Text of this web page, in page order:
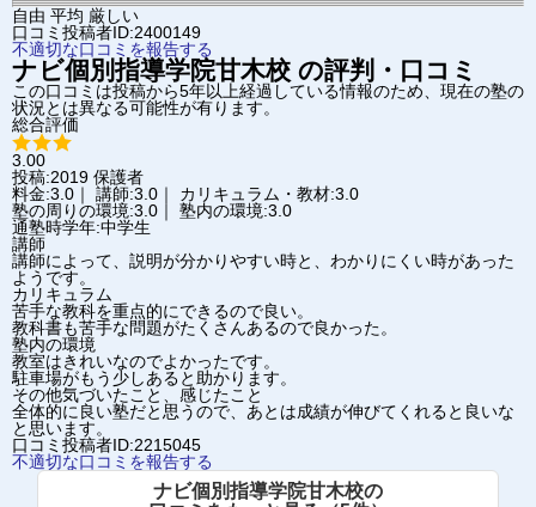
自由 平均 厳しい
口コミ投稿者ID:2400149
不適切な口コミを報告する
ナビ個別指導学院甘木校 の評判・口コミ
この口コミは投稿から5年以上経過している情報のため、現在の塾の
状況とは異なる可能性が有ります。
総合評価
3.00
投稿:2019 保護者
料金:3.0｜ 講師:3.0｜ カリキュラム・教材:3.0
塾の周りの環境:3.0｜ 塾内の環境:3.0
通塾時学年:中学生
講師
講師によって、説明が分かりやすい時と、わかりにくい時があった
ようです。
カリキュラム
苦手な教科を重点的にできるので良い。
教科書も苦手な問題がたくさんあるので良かった。
塾内の環境
教室はきれいなのでよかったです。
駐車場がもう少しあると助かります。
その他気づいたこと、感じたこと
全体的に良い塾だと思うので、あとは成績が伸びてくれると良いな
と思います。
口コミ投稿者ID:2215045
不適切な口コミを報告する
ナビ個別指導学院甘木校の